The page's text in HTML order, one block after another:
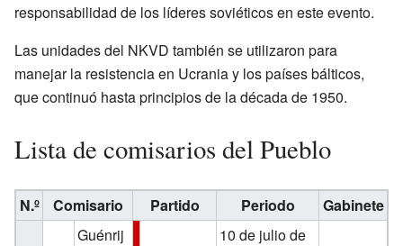
responsabilidad de los líderes soviéticos en este evento.
Las unidades del NKVD también se utilizaron para
manejar la resistencia en Ucrania y los países bálticos,
que continuó hasta principios de la década de 1950.
Lista de comisarios del Pueblo
N.º Comisario Partido Periodo Gabinete
Guénrij
10 de julio de